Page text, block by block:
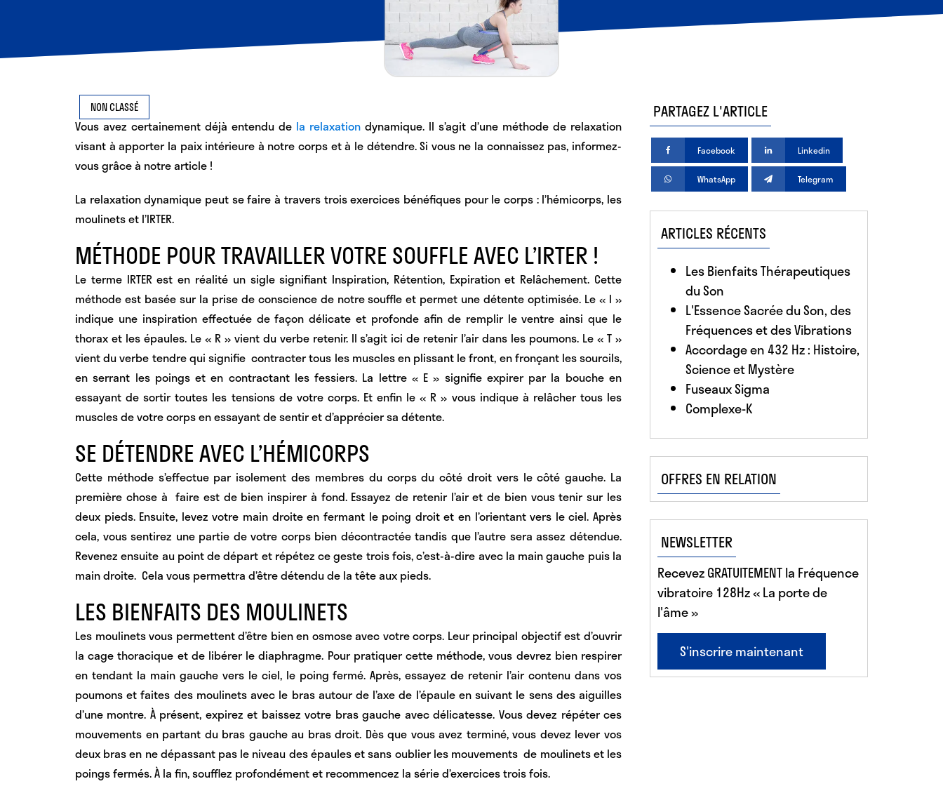
NON CLASSÉ
Vous avez certainement déjà entendu de la relaxation dynamique. Il s’agit d’une méthode de relaxation
visant à apporter la paix intérieure à notre corps et à le détendre. Si vous ne la connaissez pas, informez-
vous grâce à notre article !
La relaxation dynamique peut se faire à travers trois exercices bénéfiques pour le corps : l’hémicorps, les
moulinets et l’IRTER.
MÉTHODE POUR TRAVAILLER VOTRE SOUFFLE AVEC L’IRTER !
Le terme IRTER est en réalité un sigle signifiant Inspiration, Rétention, Expiration et Relâchement. Cette
méthode est basée sur la prise de conscience de notre souffle et permet une détente optimisée. Le « I »
indique une inspiration effectuée de façon délicate et profonde afin de remplir le ventre ainsi que le
thorax et les épaules. Le « R » vient du verbe retenir. Il s’agit ici de retenir l’air dans les poumons. Le « T »
vient du verbe tendre qui signifie contracter tous les muscles en plissant le front, en fronçant les sourcils,
en serrant les poings et en contractant les fessiers. La lettre « E » signifie expirer par la bouche en
essayant de sortir toutes les tensions de votre corps. Et enfin le « R » vous indique à relâcher tous les
muscles de votre corps en essayant de sentir et d’apprécier sa détente.
SE DÉTENDRE AVEC L’HÉMICORPS
Cette méthode s’effectue par isolement des membres du corps du côté droit vers le côté gauche. La
première chose à faire est de bien inspirer à fond. Essayez de retenir l’air et de bien vous tenir sur les
deux pieds. Ensuite, levez votre main droite en fermant le poing droit et en l’orientant vers le ciel. Après
cela, vous sentirez une partie de votre corps bien décontractée tandis que l’autre sera assez détendue.
Revenez ensuite au point de départ et répétez ce geste trois fois, c’est-à-dire avec la main gauche puis la
main droite. Cela vous permettra d’être détendu de la tête aux pieds.
LES BIENFAITS DES MOULINETS
Les moulinets vous permettent d’être bienen osmose avec votre corps. Leur principal objectif est d’ouvrir
la cage thoracique et de libérer le diaphragme. Pour pratiquer cette méthode, vous devrez bien respirer
en tendant la main gauche vers le ciel, le poing fermé. Après, essayez de retenir l’air contenu dans vos
poumons et faites des moulinets avec le bras autour de l’axe de l’épaule en suivant le sens des aiguilles
d’une montre. À présent, expirez et baissez votre bras gauche avec délicatesse. Vous devez répéter ces
mouvements en partant du bras gauche au bras droit. Dès que vous avez terminé, vous devez lever vos
deux bras en ne dépassant pas le niveau des épaules et sans oublier les mouvements de moulinets et les
poings fermés. À la fin, soufflez profondément et recommencez la série d’exercices trois fois.
PARTAGEZ L'ARTICLE
Facebook Linkedin
WhatsApp Telegram
ARTICLES RÉCENTS
Les Bienfaits Thérapeutiques
du Son
L'Essence Sacrée du Son, des
Fréquences et des Vibrations
Accordage en 432 Hz : Histoire,
Science et Mystère
Fuseaux Sigma
Complexe-K
OFFRES EN RELATION
NEWSLETTER
Recevez GRATUITEMENT la Fréquence
vibratoire 128Hz « La porte de
l'âme »
S'inscrire maintenant